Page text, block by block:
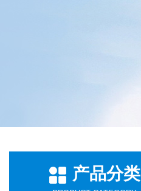
产品分类